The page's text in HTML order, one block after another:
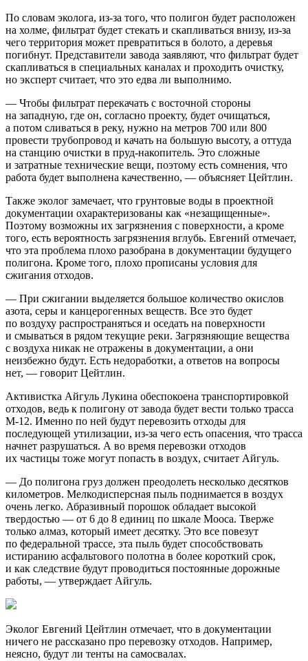
По словам эколога, из-за того, что полигон будет расположен
на холме, фильтрат будет стекать и скапливаться внизу, из-за
чего территория может превратиться в болото, а деревья
погибнут. Представители завода заявляют, что фильтрат будет
скапливаться в специальных каналах и проходить очистку,
но эксперт считает, что это едва ли выполнимо.
— Чтобы фильтрат перекачать с восточной стороны
на западную, где он, согласно проекту, будет очищаться,
а потом сливаться в реку, нужно на метров 700 или 800
провести трубопровод и качать на большую высоту, а оттуда
на станцию очистки в пруд-накопитель. Это сложные
и затратные технические вещи, поэтому есть сомнения, что
работа будет выполнена качественно, — объясняет Цейтлин.
Также эколог замечает, что грунтовые воды в проектной
документации охарактеризованы как «незащищенные».
Поэтому возможны их загрязнения с поверхности, а кроме
того, есть вероятность загрязнения вглубь. Евгений отмечает,
что эта проблема плохо разобрана в документации будущего
полигона. Кроме того, плохо прописаны условия для
сжигания отходов.
— При сжигании выделяется большое количество окислов
азота, серы и канцерогенных веществ. Все это будет
по воздуху распространяться и оседать на поверхности
и смываться в рядом текущие реки. Загрязняющие вещества
с воздуха никак не отражены в документации, а они
неизбежно будут. Есть недоработки, а ответов на вопросы
нет, — говорит Цейтлин.
Активистка Айгуль Лукина обеспокоена транспортировкой
отходов, ведь к полигону от завода будет вести только трасса
М-12. Именно по ней будут перевозить отходы для
последующей утилизации, из-за чего есть опасения, что трасса
начнет разрушаться. А во время перевозки отходов
их частицы тоже могут попасть в воздух, считает Айгуль.
— До полигона груз должен преодолеть несколько десятков
километров. Мелкодисперсная пыль поднимается в воздух
очень легко. Абразивный порошок обладает высокой
твердостью — от 6 до 8 единиц по шкале Мооса. Тверже
только алмаз, который имеет десятку. Это все повезут
по федеральной трассе, эта пыль будет способствовать
истиранию асфальтового полотна в более короткий срок,
и как следствие будут проводиться постоянные дорожные
работы, — утверждает Айгуль.
Эколог Евгений Цейтлин отмечает, что в документации
ничего не рассказано про перевозку отходов. Например,
неясно, будут ли тенты на самосвалах.